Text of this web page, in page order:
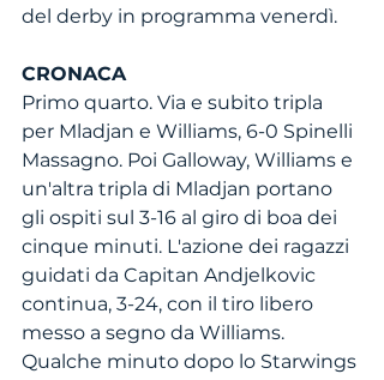
del derby in programma venerdì.
CRONACA
Primo quarto. Via e subito tripla
per Mladjan e Williams, 6-0 Spinelli
Massagno. Poi Galloway, Williams e
un'altra tripla di Mladjan portano
gli ospiti sul 3-16 al giro di boa dei
cinque minuti. L'azione dei ragazzi
guidati da Capitan Andjelkovic
continua, 3-24, con il tiro libero
messo a segno da Williams.
Qualche minuto dopo lo Starwings